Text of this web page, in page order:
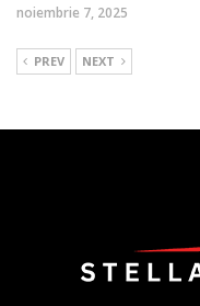
noiembrie 7, 2025
PREV NEXT